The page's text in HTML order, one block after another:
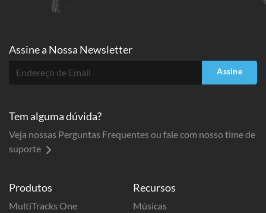
Produtos
MultiTracks One
Recursos
Músicas
Assine a Nossa Newsletter
Assine
Tem alguma dúvida?
Veja nossas Perguntas Frequentes ou fale com nosso time de
suporte